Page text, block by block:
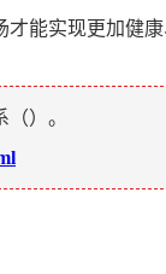
能实现更加健
（）。